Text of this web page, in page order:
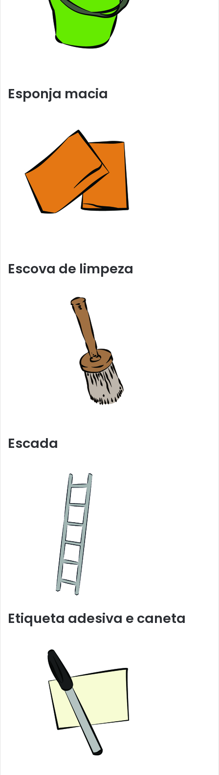
Esponja macia
Escova de limpeza
Escada
Etiqueta adesiva e caneta